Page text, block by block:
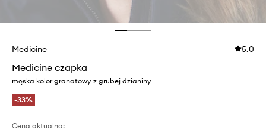
Medicine 5.0
Medicine czapka
męska kolor granatowy z grubej dzianiny
-33%
Cena aktualna: